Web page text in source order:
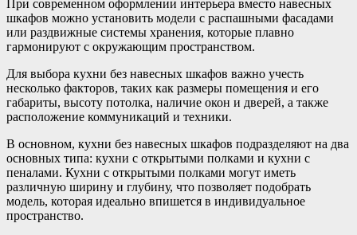
При современном оформлении интерьера вместо навесных
шкафов можно установить модели с распашными фасадами
или раздвижные системы хранения, которые плавно
гармонируют с окружающим пространством.
Для выбора кухни без навесных шкафов важно учесть
несколько факторов, таких как размеры помещения и его
габариты, высоту потолка, наличие окон и дверей, а также
расположение коммуникаций и техники.
В основном, кухни без навесных шкафов подразделяют на два
основных типа: кухни с открытыми полками и кухни с
пеналами. Кухни с открытыми полками могут иметь
различную ширину и глубину, что позволяет подобрать
модель, которая идеально впишется в индивидуальное
пространство.